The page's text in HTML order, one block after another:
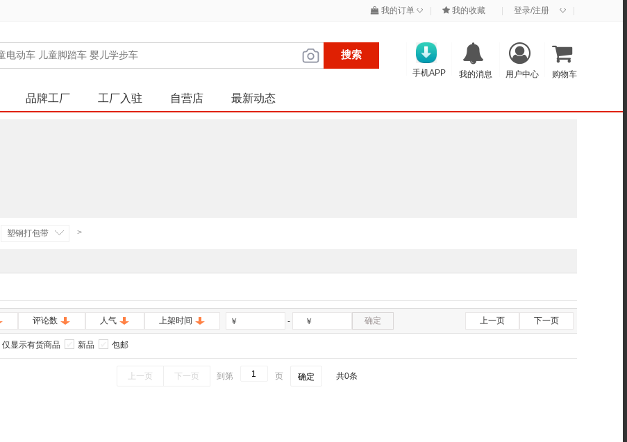
我的订单 ◇ 我的收藏 登录/注册 ◇
搜索
购物车
用户中心
我的消息
手机APP
品牌工厂 工厂入驻 自营店 最新动态
塑钢打包带 >
评论数 人气 上架时间 ￥ ￥
- 确定 上一页 下一页
仅显示有货商品 新品 包邮
上一页 下一页 到第 页 确定 共0条